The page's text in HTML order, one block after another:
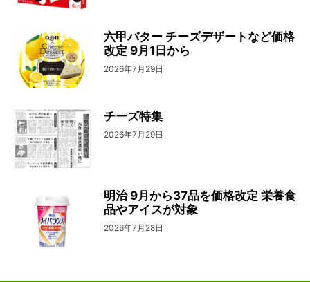
六甲バター チーズデザートなど価格
改定 9月1日から
2026年7月29日
チーズ特集
2026年7月29日
明治 9月から37品を価格改定 栄養食
品やアイスが対象
2026年7月28日